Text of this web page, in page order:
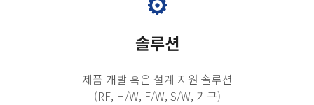
솔루션
제품 개발 혹은 설계 지원 솔루션
(RF, H/W, F/W, S/W, 기구)